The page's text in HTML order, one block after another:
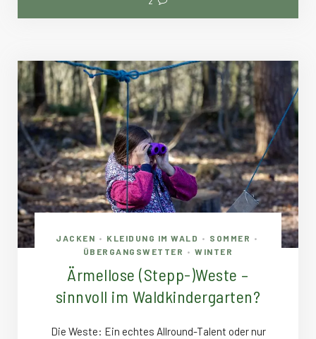
JACKEN • KLEIDUNG IM WALD • SOMMER •
ÜBERGANGSWETTER • WINTER
Ärmellose (Stepp-)Weste –
sinnvoll im Waldkindergarten?
Die Weste: Ein echtes Allround-Talent oder nur